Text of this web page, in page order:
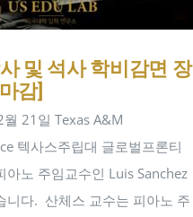
및 석사 학비감면 장
감]
21일 Texas A&M
텍사스주립대 글로벌프론티
아노 주임교수인 Luis Sanchez
니다. ​ 산체스 교수는 피아노 주